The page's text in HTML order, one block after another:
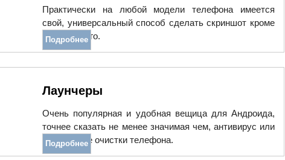
Практически на любой модели телефона имеется
свой, универсальный способ сделать скриншот кроме
стандартного.
Подробнее
Лаунчеры
Очень популярная и удобная вещица для Андроида,
точнее сказать не менее значимая чем, антивирус или
приложение очистки телефона.
Подробнее